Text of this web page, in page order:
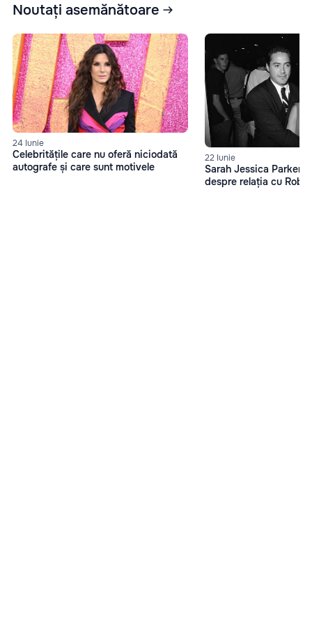
Noutați asemănătoare
24 Iunie
Celebritățile care nu oferă niciodată
autografe și care sunt motivele
22 Iunie
Sarah Jessica Parker,
despre relația cu